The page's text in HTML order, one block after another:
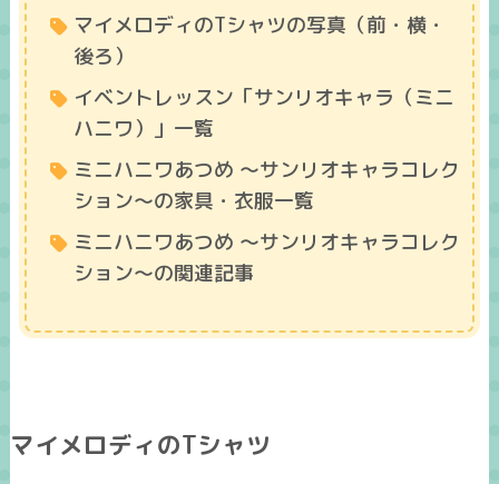
マイメロディのTシャツの写真（前・横・
後ろ）
イベントレッスン「サンリオキャラ（ミニ
ハニワ）」一覧
ミニハニワあつめ ～サンリオキャラコレク
ション～の家具・衣服一覧
ミニハニワあつめ ～サンリオキャラコレク
ション～の関連記事
マイメロディのTシャツ